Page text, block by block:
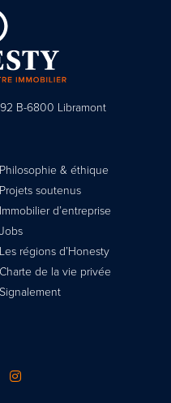
B-6800 Libramont
Philosophie & éthique
Projets soutenus
Immobilier d’entreprise
Jobs
Les régions d’Honesty
Charte de la vie privée
Signalement